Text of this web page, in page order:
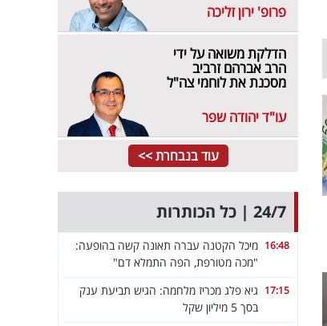
פרופ' ירון זליכה
הדלקת משואה על ידי
הרב אברהם זרביב
מסכנת את לוחמי צה"ל
עו"ד יהודה שפר
עוד בנבחרת >>
24/7 | כל הכותרות
16:48 מיכל הקטנה עברה תאונה קשה בהופעה:
"מכה מטורפת, הפה התמלא דם"
17:15 גיא פלג מכריז מלחמה: הגיש תביעת ענק
בסך 5 מיליון שקל